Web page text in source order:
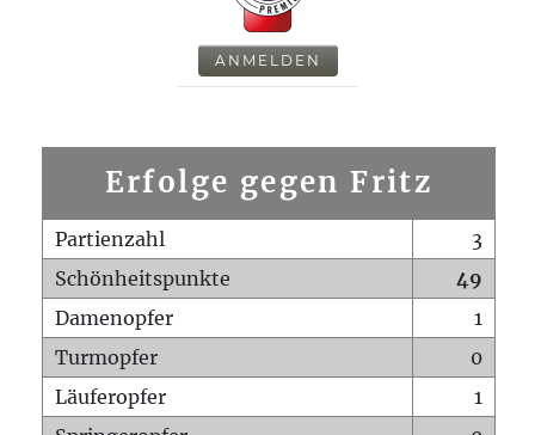
ANMELDEN
Erfolge gegen Fritz
Partienzahl
3
Schönheitspunkte
49
Damenopfer
1
Turmopfer
0
Läuferopfer
1